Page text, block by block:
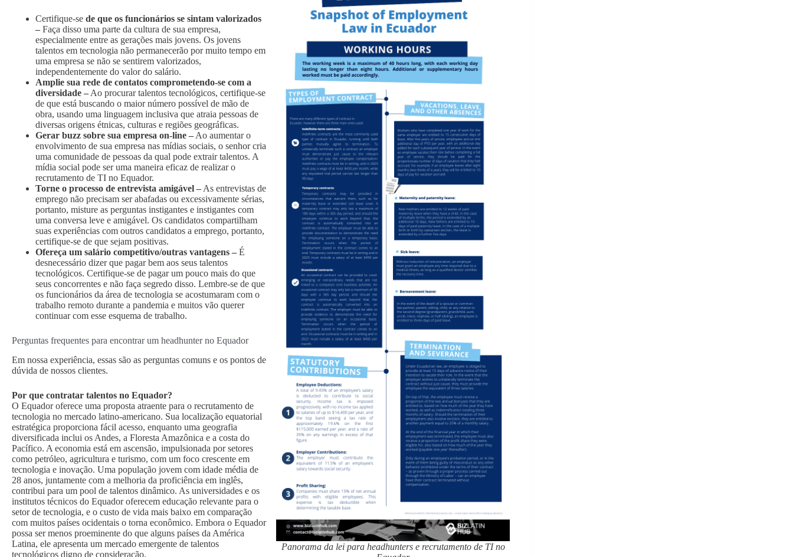
Panorama da lei para headhunters e recrutamento de TI no
Certifique-se de que os funcionários se sintam valorizados
– Faça disso uma parte da cultura de sua empresa,
especialmente entre as gerações mais jovens. Os jovens
talentos em tecnologia não permanecerão por muito tempo em
uma empresa se não se sentirem valorizados,
independentemente do valor do salário.
Amplie sua rede de contatos comprometendo-se com a
diversidade – Ao procurar talentos tecnológicos, certifique-se
de que está buscando o maior número possível de mão de
obra, usando uma linguagem inclusiva que atraia pessoas de
diversas origens étnicas, culturas e regiões geográficas.
Gerar buzz sobre sua empresa on-line – Ao aumentar o
envolvimento de sua empresa nas mídias sociais, o senhor cria
uma comunidade de pessoas da qual pode extrair talentos. A
mídia social pode ser uma maneira eficaz de realizar o
recrutamento de TI no Equador.
Torne o processo de entrevista amigável – As entrevistas de
emprego não precisam ser abafadas ou excessivamente sérias,
portanto, misture as perguntas instigantes e instigantes com
uma conversa leve e amigável. Os candidatos compartilham
suas experiências com outros candidatos a emprego, portanto,
certifique-se de que sejam positivas.
Ofereça um salário competitivo/outras vantagens – É
desnecessário dizer que pagar bem aos seus talentos
tecnológicos. Certifique-se de pagar um pouco mais do que
seus concorrentes e não faça segredo disso. Lembre-se de que
os funcionários da área de tecnologia se acostumaram com o
trabalho remoto durante a pandemia e muitos vão querer
continuar com esse esquema de trabalho.
Perguntas frequentes para encontrar um headhunter no Equador
Em nossa experiência, essas são as perguntas comuns e os pontos de
dúvida de nossos clientes.
Por que contratar talentos no Equador?
O Equador oferece uma proposta atraente para o recrutamento de
tecnologia no mercado latino-americano. Sua localização equatorial
estratégica proporciona fácil acesso, enquanto uma geografia
diversificada inclui os Andes, a Floresta Amazônica e a costa do
Pacífico. A economia está em ascensão, impulsionada por setores
como petróleo, agricultura e turismo, com um foco crescente em
tecnologia e inovação. Uma população jovem com idade média de
28 anos, juntamente com a melhoria da proficiência em inglês,
contribui para um pool de talentos dinâmico. As universidades e os
institutos técnicos do Equador oferecem educação relevante para o
setor de tecnologia, e o custo de vida mais baixo em comparação
com muitos países ocidentais o torna econômico. Embora o Equador
possa ser menos proeminente do que alguns países da América
Latina, ele apresenta um mercado emergente de talentos
tecnológicos digno de consideração.